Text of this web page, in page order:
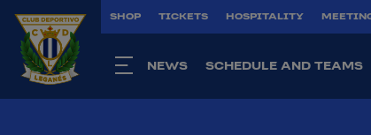
SHOP TICKETS HOSPITALITY
NEWS SCHEDULE AND TEAMS